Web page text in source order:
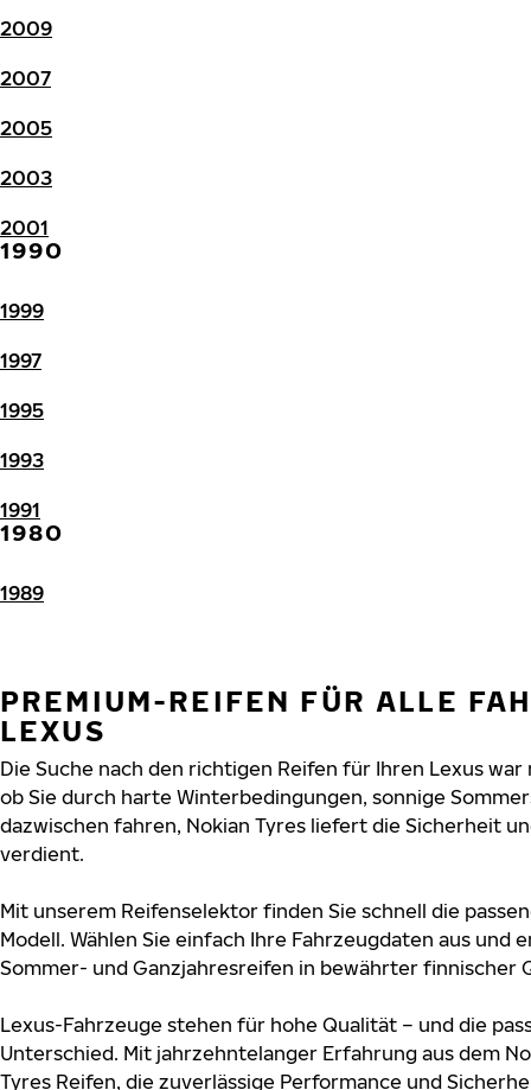
2009
2007
2005
2003
2001
1990
1999
1997
1995
1993
1991
1980
1989
PREMIUM-REIFEN FÜR ALLE
LEXUS
Die Suche nach den richtigen Reifen für Ihren Lexus war
ob Sie durch harte Winterbedingungen, sonnige
dazwischen fahren, Nokian Tyres liefert die Sicherheit
verdient.
Mit unserem Reifenselektor finden Sie schnell die
Modell. Wählen Sie einfach Ihre Fahrzeugdaten aus und
Sommer- und Ganzjahresreifen in bewährter finnischer
Lexus-Fahrzeuge stehen für hohe Qualität – und die
Unterschied. Mit jahrzehntelanger Erfahrung aus dem
Tyres Reifen, die zuverlässige Performance und